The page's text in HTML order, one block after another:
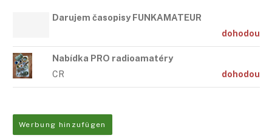
Darujem časopisy FUNKAMATEUR
dohodou
Nabídka PRO radioamatéry
CR dohodou
Werbung hinzufügen